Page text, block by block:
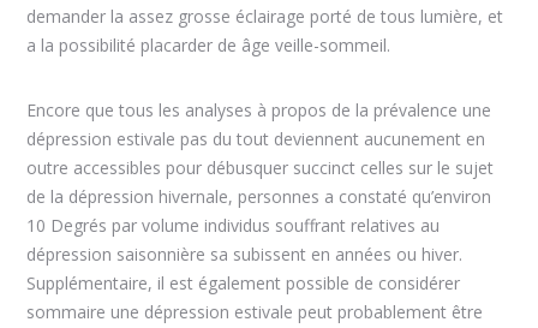
demander la assez grosse éclairage porté de tous lumière, et
a la possibilité placarder de âge veille-sommeil.
Encore que tous les analyses à propos de la prévalence une
dépression estivale pas du tout deviennent aucunement en
outre accessibles pour débusquer succinct celles sur le sujet
de la dépression hivernale, personnes a constaté qu’environ
10 Degrés par volume individus souffrant relatives au
dépression saisonnière sa subissent en années ou hiver.
Supplémentaire, il est également possible de considérer
sommaire une dépression estivale peut probablement être